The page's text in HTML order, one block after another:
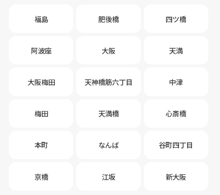
福島 肥後橋 四ツ橋
阿波座 大阪 天満
大阪梅田 天神橋筋六丁目 中津
梅田 天満橋 心斎橋
本町 なんば 谷町四丁目
京橋 江坂 新大阪